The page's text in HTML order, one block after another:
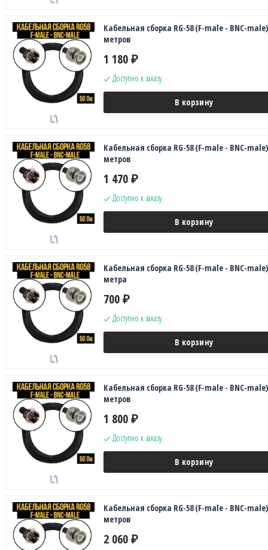
Кабельная сборка RG-58 (F-male - BNC-
метров
1 180 ₽
Доступно к заказу
В корзину
Кабельная сборка RG-58 (F-male - BNC-
метров
1 470 ₽
Доступно к заказу
В корзину
Кабельная сборка RG-58 (F-male - BNC-
метра
700 ₽
Доступно к заказу
В корзину
Кабельная сборка RG-58 (F-male - BNC-
метров
1 800 ₽
Доступно к заказу
В корзину
Кабельная сборка RG-58 (F-male - BNC-
метров
2 060 ₽